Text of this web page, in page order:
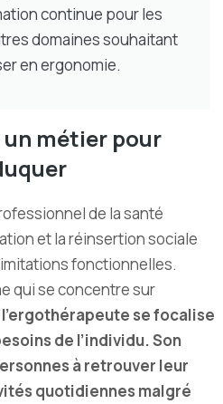
continue pour les
domaines souhaitant
en ergonomie.
métier pour
de la santé
et la réinsertion sociale
fonctionnelles.
qui se concentre sur
l’ergothérapeute se focalise
de l’individu. Son
à retrouver leur
quotidiennes malgré